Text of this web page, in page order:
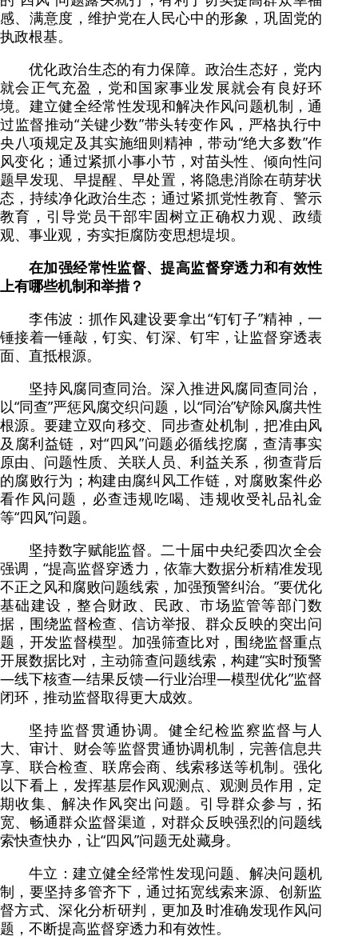
感、满意度，维护党在人民心中的形象，巩固党的
执政根基。
优化政治生态的有力保障。政治生态好，党内
就会正气充盈，党和国家事业发展就会有良好环
境。建立健全经常性发现和解决作风问题机制，通
过监督推动“关键少数”带头转变作风，严格执行中
央八项规定及其实施细则精神，带动“绝大多数”作
风变化；通过紧抓小事小节，对苗头性、倾向性问
题早发现、早提醒、早处置，将隐患消除在萌芽状
态，持续净化政治生态；通过紧抓党性教育、警示
教育，引导党员干部牢固树立正确权力观、政绩
观、事业观，夯实拒腐防变思想堤坝。
在加强经常性监督、提高监督穿透力和有效性
上有哪些机制和举措？
李伟波：抓作风建设要拿出“钉钉子”精神，一
锤接着一锤敲，钉实、钉深、钉牢，让监督穿透表
面、直抵根源。
坚持风腐同查同治。深入推进风腐同查同治，
以“同查”严惩风腐交织问题，以“同治”铲除风腐共性
根源。要建立双向移交、同步查处机制，把准由风
及腐利益链，对“四风”问题必循线挖腐，查清事实
原由、问题性质、关联人员、利益关系，彻查背后
的腐败行为；构建由腐纠风工作链，对腐败案件必
看作风问题，必查违规吃喝、违规收受礼品礼金
等“四风”问题。
坚持数字赋能监督。二十届中央纪委四次全会
强调，“提高监督穿透力，依靠大数据分析精准发现
不正之风和腐败问题线索，加强预警纠治。”要优化
基础建设，整合财政、民政、市场监管等部门数
据，围绕监督检查、信访举报、群众反映的突出问
题，开发监督模型。加强筛查比对，围绕监督重点
开展数据比对，主动筛查问题线索，构建“实时预警
—线下核查—结果反馈—行业治理—模型优化”监督
闭环，推动监督取得更大成效。
坚持监督贯通协调。健全纪检监察监督与人
大、审计、财会等监督贯通协调机制，完善信息共
享、联合检查、联席会商、线索移送等机制。强化
以下看上，发挥基层作风观测点、观测员作用，定
期收集、解决作风突出问题。引导群众参与，拓
宽、畅通群众监督渠道，对群众反映强烈的问题线
索快查快办，让“四风”问题无处藏身。
牛立：建立健全经常性发现问题、解决问题机
制，要坚持多管齐下，通过拓宽线索来源、创新监
督方式、深化分析研判，更加及时准确发现作风问
题，不断提高监督穿透力和有效性。